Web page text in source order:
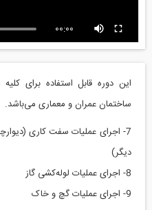
00:00
این دوره قابل استفاده برای
ساختمان عمران و معماری می‌باشد.
7- اجرای عملیات سفت کاری
دیگر)
8- اجرای عملیات لوله‌کشی گاز
9- اجرای عملیات گچ و خاک